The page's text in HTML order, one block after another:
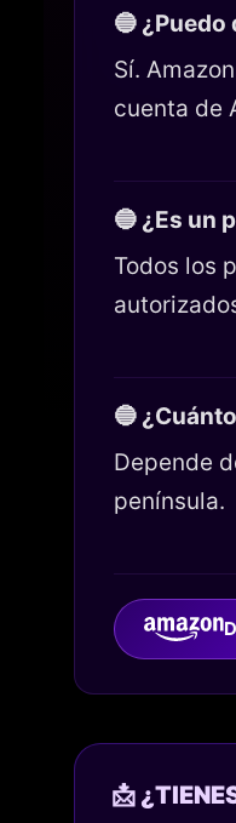
🔵
Sí.
cuenta de
🔵 ¿Es un
Todos los
🔵
Depende
península.
📩